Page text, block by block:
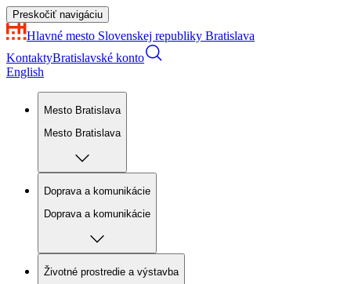
Preskočiť navigáciu
Hlavné mesto Slovenskej republiky Bratislava
KontaktyBratislavské konto
English
Mesto Bratislava
Mesto Bratislava
Doprava a komunikácie
Doprava a komunikácie
Životné prostredie a výstavba